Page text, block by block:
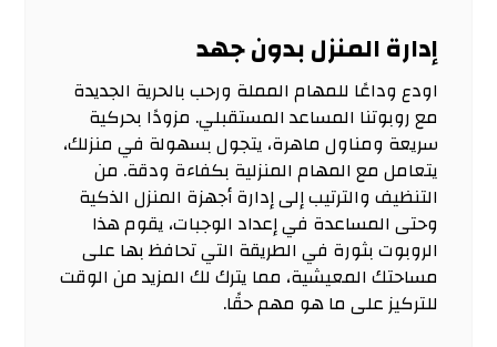
إدارة المنزل بدون جهد
اودع وداعًا للمهام المملة ورحب بالحرية الجديدة
مع روبوتنا المساعد المستقبلي. مزودًا بحركية
سريعة ومناول ماهرة، يتجول بسهولة في منزلك،
يتعامل مع المهام المنزلية بكفاءة ودقة. من
التنظيف والترتيب إلى إدارة أجهزة المنزل الذكية
وحتى المساعدة في إعداد الوجبات، يقوم هذا
الروبوت بثورة في الطريقة التي تحافظ بها على
مساحتك المعيشية، مما يترك لك المزيد من الوقت
للتركيز على ما هو مهم حقًا.